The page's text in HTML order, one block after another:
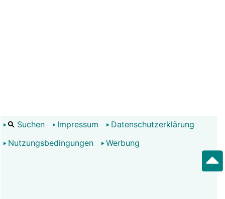
Suchen Impressum
Datenschutzerklärung
Nutzungsbedingungen
Werbung